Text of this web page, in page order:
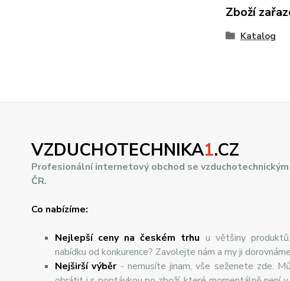
Zboží
Katalog
VZDUCHOTECHNIKA1.CZ
Profesionální internetový obchod se
ČR.
Co nabízíme:
Nejlepší ceny na českém trhu u většiny
nabídku od konkurence? Zavolejte nám a my ji
Nejširšívýběr- nemusíte jinam, vše seženete zde.